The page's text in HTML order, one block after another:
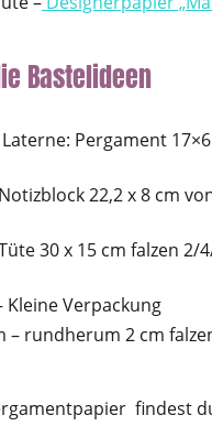
Bastelideen
Pergament
22,2 x 8 cm
30 x 15 cm falzen
Kleine Verpackung
– rundherum 2 cm
findest